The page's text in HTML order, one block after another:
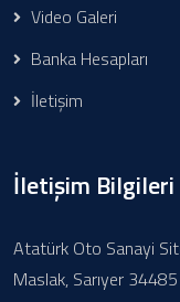
Video Galeri
Banka Hesapları
İletişim
İletişim Bilgileri
Atatürk Oto Sanayi
Maslak, Sarıyer